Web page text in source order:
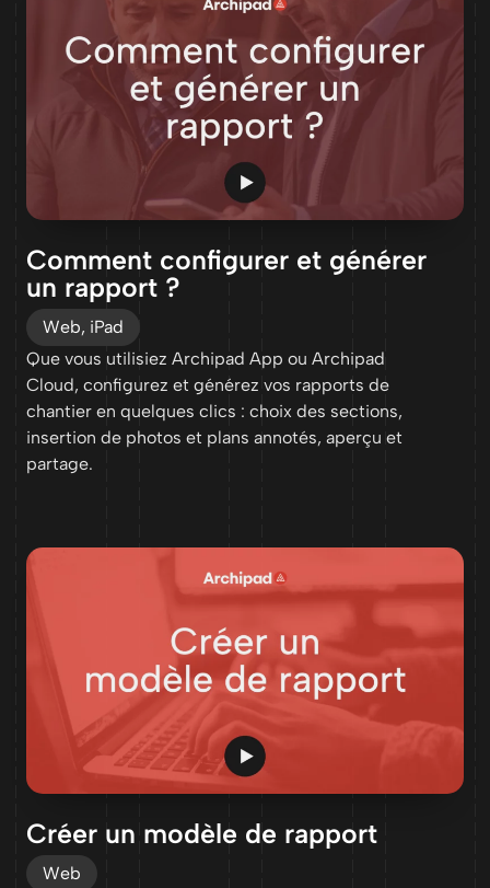
Comment configurer et générer
un rapport ?
Web, iPad
Que vous utilisiez Archipad App ou Archipad
Cloud, configurez et générez vos rapports de
chantier en quelques clics : choix des sections,
insertion de photos et plans annotés, aperçu et
partage.
Créer un modèle de rapport
Web